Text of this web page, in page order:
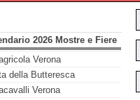
2026 Mostre e Fiere
Verona
della Butteresca
Verona